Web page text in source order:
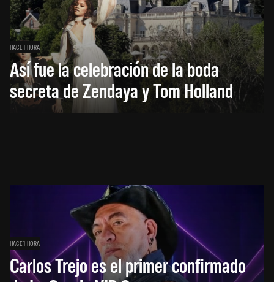
HACE 1 HORA
Así fue la celebración de la boda
secreta de Zendaya y Tom Holland
HACE 1 HORA
Carlos Trejo es el primer confirmado